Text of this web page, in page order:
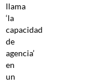
llama
‘la
capacidad
de
agencia’
en
un